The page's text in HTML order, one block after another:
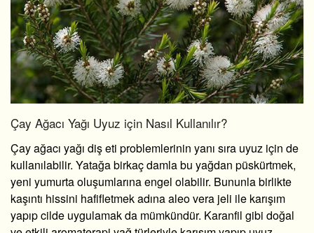
Çay Ağacı Yağı Uyuz için Nasıl Kullanılır?
Çay ağacı yağı diş eti problemlerinin yanı sıra uyuz için de
kullanılabilir. Yatağa birkaç damla bu yağdan püskürtmek,
yeni yumurta oluşumlarına engel olabilir. Bununla birlikte
kaşıntı hissini hafifletmek adına aleo vera jeli ile karışım
yapıp cilde uygulamak da mümkündür. Karanfil gibi doğal